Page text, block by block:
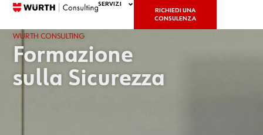
SERVIZI
RICHIEDI UNA
CONSULENZA
WÜRTH CONSULTING
Formazione
sulla Sicurezza